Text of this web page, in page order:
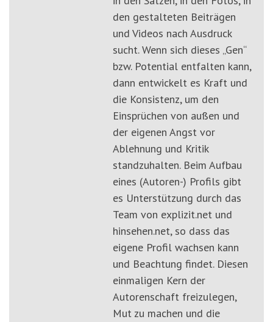
den gestalteten Beiträgen
und Videos nach Ausdruck
sucht. Wenn sich dieses „Gen“
bzw. Potential entfalten kann,
dann entwickelt es Kraft und
die Konsistenz, um den
Einsprüchen von außen und
der eigenen Angst vor
Ablehnung und Kritik
standzuhalten. Beim Aufbau
eines (Autoren-) Profils gibt
es Unterstützung durch das
Team von explizit.net und
hinsehen.net, so dass das
eigene Profil wachsen kann
und Beachtung findet. Diesen
einmaligen Kern der
Autorenschaft freizulegen,
Mut zu machen und die